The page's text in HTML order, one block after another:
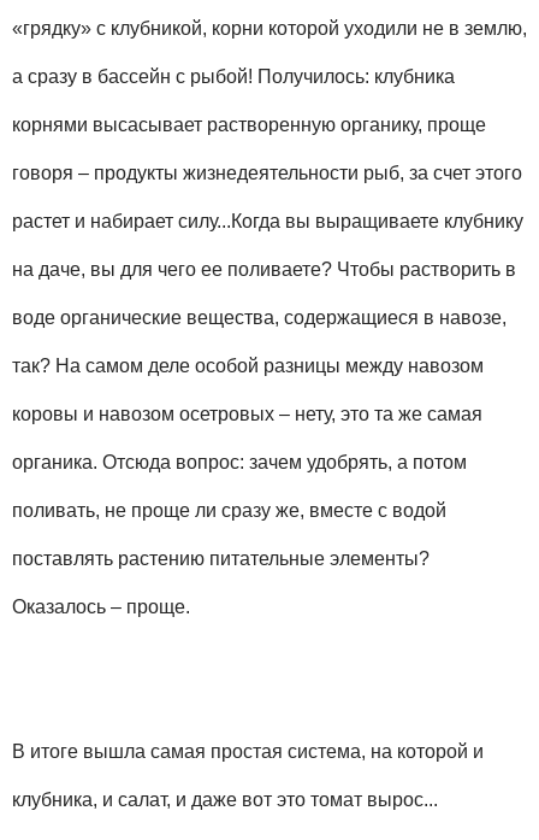
«грядку» с клубникой, корни которой уходили не в землю,
а сразу в бассейн с рыбой! Получилось: клубника
корнями высасывает растворенную органику, проще
говоря – продукты жизнедеятельности рыб, за счет этого
растет и набирает силу...Когда вы выращиваете клубнику
на даче, вы для чего ее поливаете? Чтобы растворить в
воде органические вещества, содержащиеся в навозе,
так? На самом деле особой разницы между навозом
коровы и навозом осетровых – нету, это та же самая
органика. Отсюда вопрос: зачем удобрять, а потом
поливать, не проще ли сразу же, вместе с водой
поставлять растению питательные элементы?
Оказалось – проще.
В итоге вышла самая простая система, на которой и
клубника, и салат, и даже вот это томат вырос...